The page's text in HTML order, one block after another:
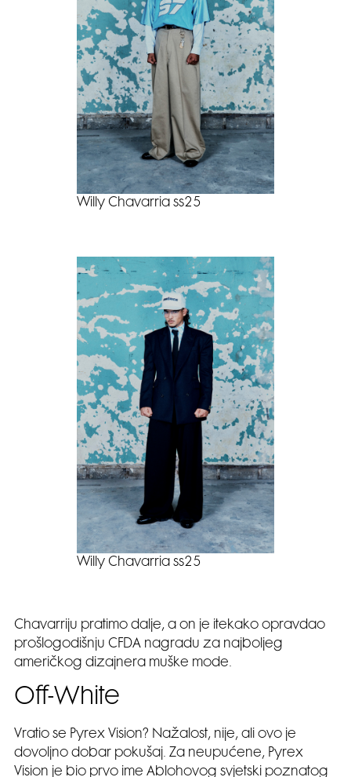
Willy Chavarria ss25
Willy Chavarria ss25
Chavarriju pratimo dalje, a on je itekako opravdao
prošlogodišnju CFDA nagradu za najboljeg
američkog dizajnera muške mode.
Off-White
Vratio se Pyrex Vision? Nažalost, nije, ali ovo je
dovoljno dobar pokušaj. Za neupućene, Pyrex
Vision je bio prvo ime Ablohovog svjetski poznatog